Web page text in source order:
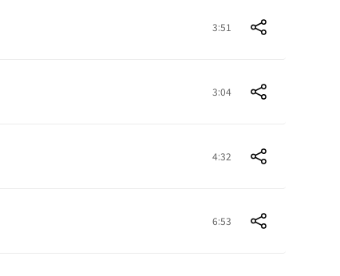
3:51
3:04
4:32
6:53